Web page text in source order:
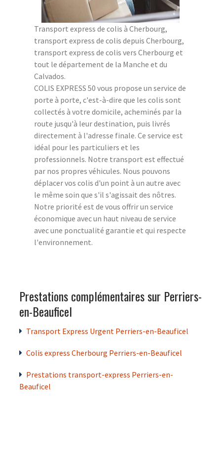
Transport express de colis à Cherbourg,
transport express de colis depuis Cherbourg,
transport express de colis vers Cherbourg et
tout le département de la Manche et du
Calvados.
COLIS EXPRESS 50 vous propose un service de
porte à porte, c'est-à-dire que les colis sont
collectés à votre domicile, acheminés par la
route jusqu'à leur destination, puis livrés
directement à l'adresse finale. Ce service est
idéal pour les particuliers et les
professionnels. Notre transport est effectué
par nos propres véhicules. Nous pouvons
déplacer vos colis d'un point à un autre avec
le même soin que s'il s'agissait des nôtres.
Notre priorité est de vous offrir un service
économique avec un haut niveau de service
avec une ponctualité garantie et qui respecte
l'environnement.
Prestations complémentaires sur Perriers-
en-Beauficel
Transport Express Urgent Perriers-en-Beauficel
Colis express Cherbourg Perriers-en-Beauficel
Prestations transport-express Perriers-en-
Beauficel